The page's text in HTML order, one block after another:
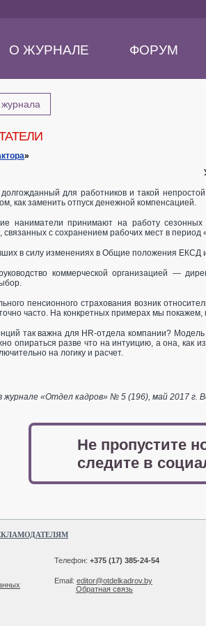
О ЖУРНАЛЕ ФОРУМ
»
для работников и такой
как заменить отпуск денежной компенсацией.
наниматели принимают на работу сезонных
связанных с сохранением рабочих мест в
в силу изменениях в Общие положения ЕКСД
коммерческой организацией —
пенсионного страхования возник
часто. На конкретных примерах мы
так важна для HR-отдела компании?
опираться разве что на интуицию, а она,
на логику и расчет.
журнале «Отдел кадров» № 5 (196), май 2017 г.
Не пропустите
следите в
Телефон: +375 (17) 385-24-54
Email: editor@otdelkadrov.by
Обратная связь